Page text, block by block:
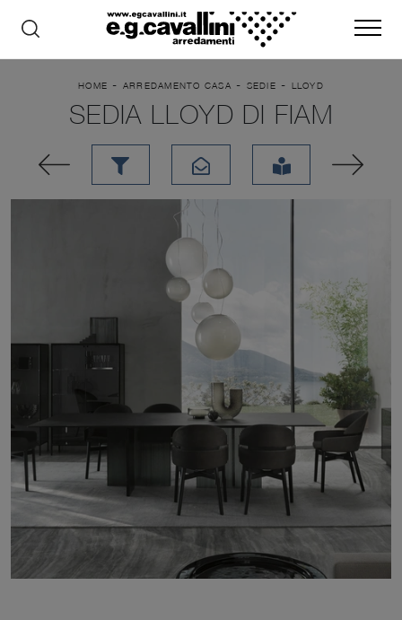
HOME - ARREDAMENTO CASA - SEDIE - LLOYD
SEDIA LLOYD DI FIAM